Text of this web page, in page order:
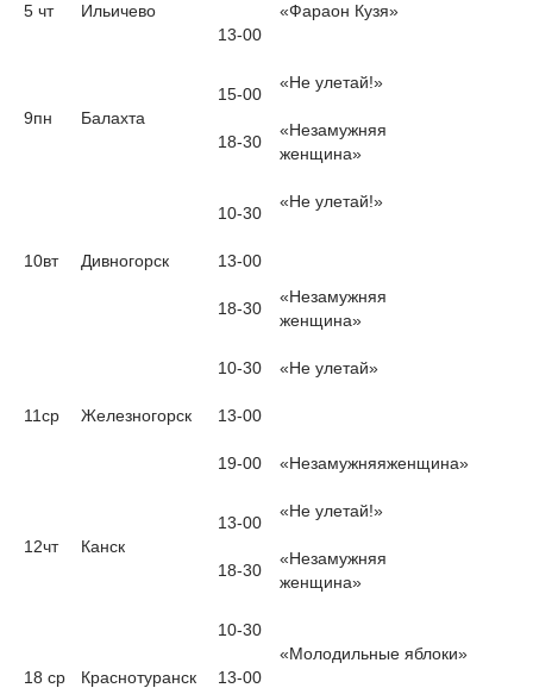
5 чт Ильичево
13-00
«Фараон Кузя»
9пн Балахта
15-00
18-30
«Не улетай!»
«Незамужняя
женщина»
10вт Дивногорск
10-30
13-00
18-30
«Не улетай!»
«Незамужняя
женщина»
11ср Железногорск
10-30
13-00
19-00
«Не улетай»
«Незамужняяженщина»
12чт Канск
13-00
18-30
«Не улетай!»
«Незамужняя
женщина»
18 ср Краснотуранск
10-30
13-00
«Молодильные яблоки»